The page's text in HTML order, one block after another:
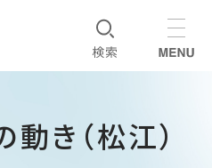
き（松江）